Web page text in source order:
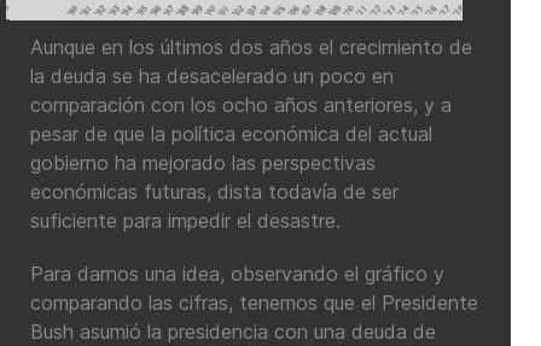
Aunque en los últimos dos años el crecimiento de
la deuda se ha desacelerado un poco en
comparación con los ocho años anteriores, y a
pesar de que la política económica del actual
gobierno ha mejorado las perspectivas
económicas futuras, dista todavía de ser
suficiente para impedir el desastre.
Para darnos una idea, observando el gráfico y
comparando las cifras, tenemos que el Presidente
Bush asumió la presidencia con una deuda de